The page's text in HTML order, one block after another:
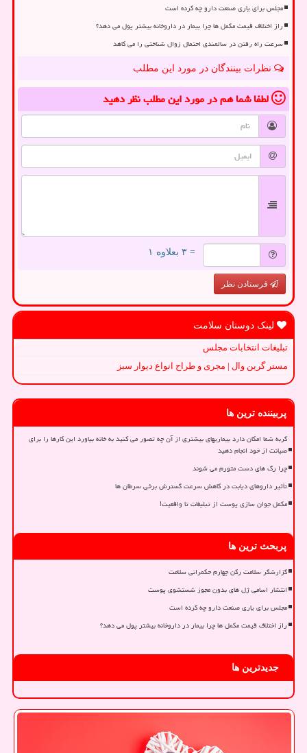
مجلس برای یاری صنعت دارو چه کرده است
راز اختلاف قیمت مکمل ها چرا بیمار در داروخانه بیشتر پول می دهد؟
سرعت راه رفتن در سالمندی احتمال زوال شناختی را می کاهد
نظرات بینندگان در مورد این مطلب
لطفا شما همدر مورد این مطلبنظر دهید
= ۳ بعلاوه ۱
فرستادن نظر
لینک دوستان سلامت
تبلیغات انتخابات مجلس
مستر گرین وال | مجری و طراح انواع دیوار سبز
پربیننده ترین ها
گربه شما امکان دارد بیماریهای بیشتری از آن چه تصور می کنید به خانه بیاورد این کارها را برای
صیانت از خود انجام دهید
چرا رگ های دست متورم می شوند
تأثیر داروهای دیابت در کاهش سرعت گسترش برخی سرطان ها
مکمل جوان سازی پوست از تبلیغات تا واقعیت!
پربحث ترین ها
گزارشگر سلامت رکن چهارم حکمرانی سلامت
انتشار اسامی ژل های بدون مجوز شستشوی پوست
مجلس برای یاری صنعت دارو چه کرده است
راز اختلاف قیمت مکمل ها چرا بیمار در داروخانه بیشتر پول می دهد؟
جدیدترین ها